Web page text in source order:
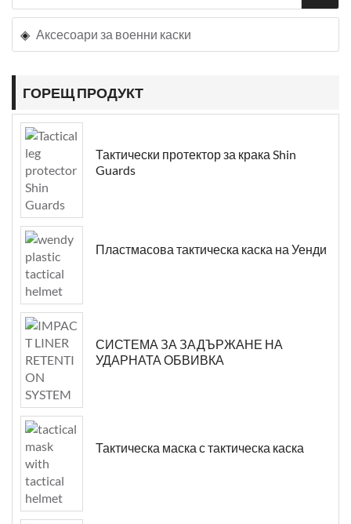
Аксесоари за военни каски
ГОРЕЩ ПРОДУКТ
Тактически протектор за крака Shin
Guards
Пластмасова тактическа каска на Уенди
СИСТЕМА ЗА ЗАДЪРЖАНЕ НА
УДАРНАТА ОБВИВКА
Тактическа маска с тактическа каска